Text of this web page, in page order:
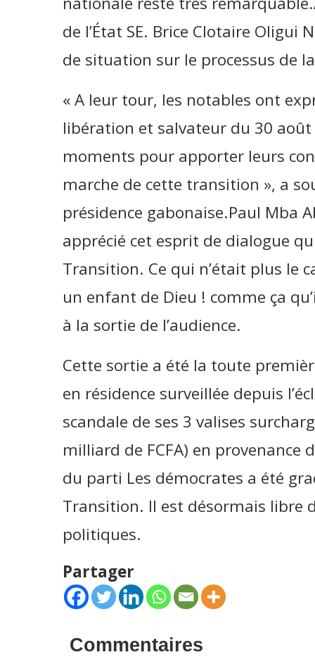
de l’État SE. Brice Clotaire
de situation sur le processus de
« A leur tour, les notables ont
libération et salvateur du 30
moments pour apporter leurs
marche de cette transition », a
présidence gabonaise.Paul Mba
apprécié cet esprit de dialogue
Transition. Ce qui n’était plus le
un enfant de Dieu ! comme ça
à la sortie de l’audience.
Cette sortie a été la toute
en résidence surveillée depuis
scandale de ses 3 valises
milliard de FCFA) en provenance
du parti Les démocrates a été
Transition. Il est désormais libre
politiques.
Partager
Commentaires